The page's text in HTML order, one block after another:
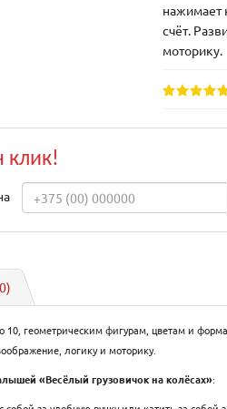
нажимает
счёт.
моторику.
клик!
10, геометрическим фигурам, цветам и
логику и моторику.
«Весёлый грузовичок на колёсах»: